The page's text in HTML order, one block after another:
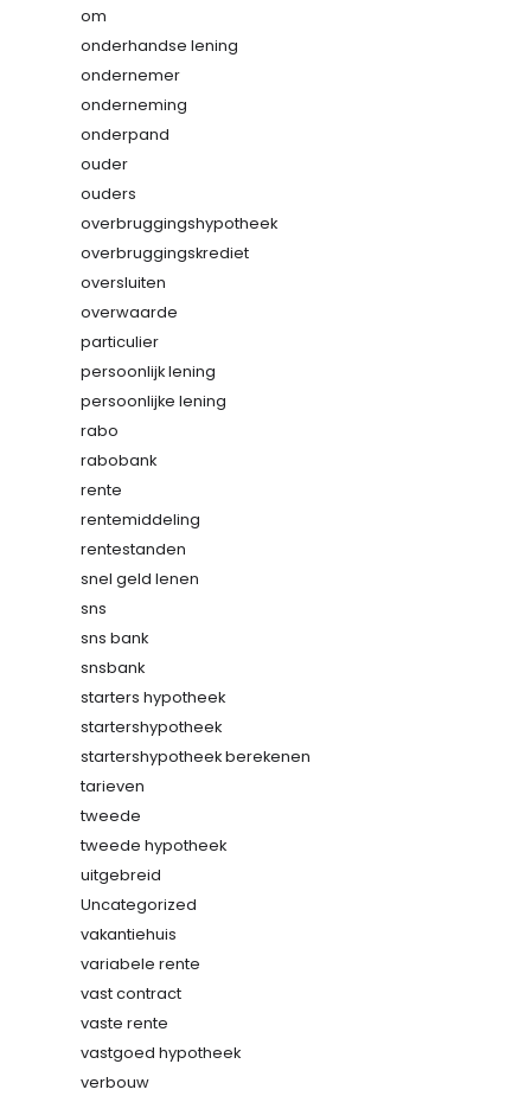
om
onderhandse lening
ondernemer
onderneming
onderpand
ouder
ouders
overbruggingshypotheek
overbruggingskrediet
oversluiten
overwaarde
particulier
persoonlijk lening
persoonlijke lening
rabo
rabobank
rente
rentemiddeling
rentestanden
snel geld lenen
sns
sns bank
snsbank
starters hypotheek
startershypotheek
startershypotheek berekenen
tarieven
tweede
tweede hypotheek
uitgebreid
Uncategorized
vakantiehuis
variabele rente
vast contract
vaste rente
vastgoed hypotheek
verbouw